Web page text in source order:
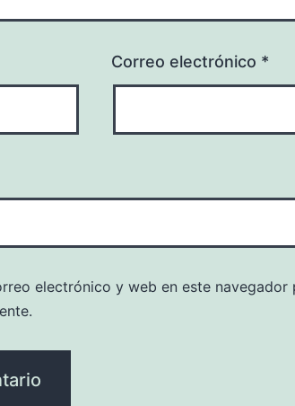
Correo electrónico *
electrónico y web en este navegador